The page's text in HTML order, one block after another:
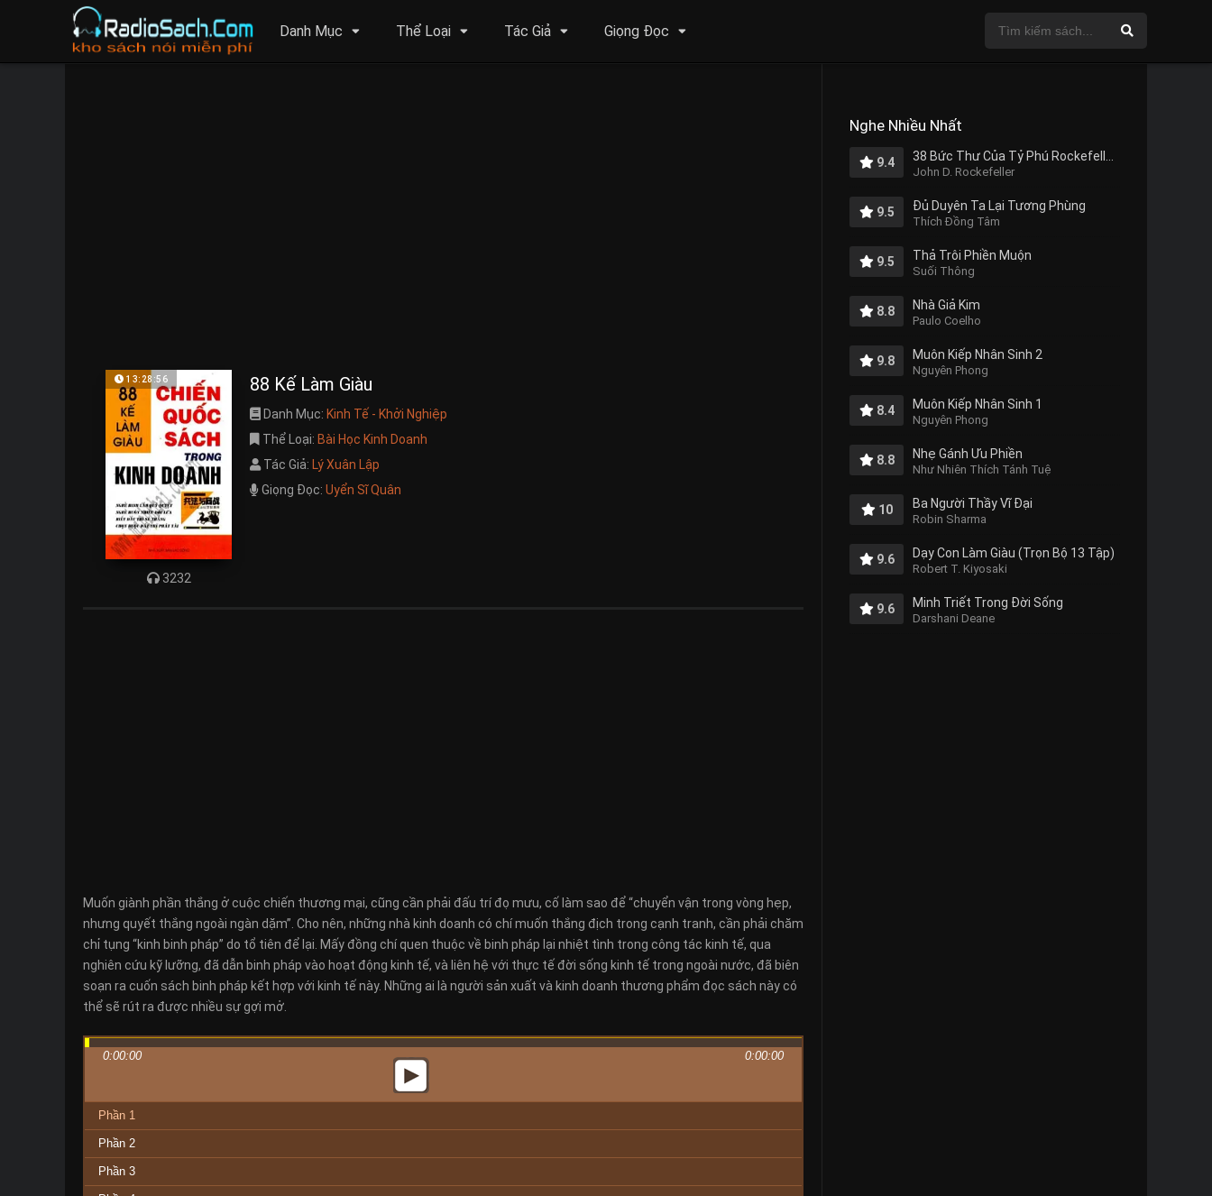
Danh Mục Thể Loại Tác Giả Giọng Đọc
13:28:56
3232
88 Kế Làm Giàu
Danh Mục: Kinh Tế - Khởi Nghiệp
Thể Loại: Bài Học Kinh Doanh
Tác Giả: Lý Xuân Lập
Giọng Đọc: Uyển Sĩ Quân
Muốn giành phần thắng ở cuộc chiến thương mại, cũng cần phải đấu trí đọ mưu, cố làm sao để “chuyển vận trong vòng hẹp,
nhưng quyết thắng ngoài ngàn dặm”. Cho nên, những nhà kinh doanh có chí muốn thắng địch trong cạnh tranh, cần phải chăm
chỉ tụng “kinh binh pháp” do tổ tiên để lại. Mấy đồng chí quen thuộc về binh pháp lại nhiệt tình trong công tác kinh tế, qua
nghiên cứu kỹ lưỡng, đã dẫn binh pháp vào hoạt động kinh tế, và liên hệ với thực tế đời sống kinh tế trong ngoài nước, đã biên
soạn ra cuốn sách binh pháp kết hợp với kinh tế này. Những ai là người sản xuất và kinh doanh thương phẩm đọc sách này có
thể sẽ rút ra được nhiều sự gợi mở.
0:00:00 0:00:00
Phần 1
Phần 2
Phần 3
Nghe Nhiều Nhất
9.4
John D. Rockefeller
9.5 Đủ Duyên Ta Lại Tương Phùng
Thích Đồng Tâm
9.5 Thả Trôi Phiền Muộn
Suối Thông
8.8 Nhà Giả Kim
Paulo Coelho
9.8 Muôn Kiếp Nhân Sinh 2
Nguyên Phong
8.4 Muôn Kiếp Nhân Sinh 1
Nguyên Phong
8.8 Nhẹ Gánh Ưu Phiền
Như Nhiên Thích Tánh Tuệ
10 Ba Người Thầy Vĩ Đại
Robin Sharma
9.6 Dạy Con Làm Giàu (Trọn Bộ 13 Tập)
Robert T. Kiyosaki
9.6 Minh Triết Trong Đời Sống
Darshani Deane